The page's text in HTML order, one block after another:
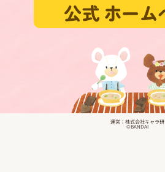
運営：株式会社キャラ研
©BANDAI